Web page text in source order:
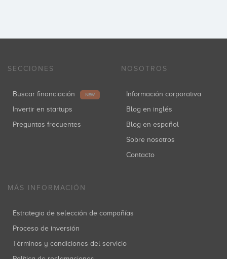
SECCIONES
Buscar financiación NEW
Invertir en startups
Preguntas frecuentes
NOSOTROS
Información corporativa
Blog en inglés
Blog en español
Sobre nosotros
Contacto
MÁS INFORMACIÓN
Estrategia de selección de compañías
Proceso de inversión
Términos y condiciones del servicio